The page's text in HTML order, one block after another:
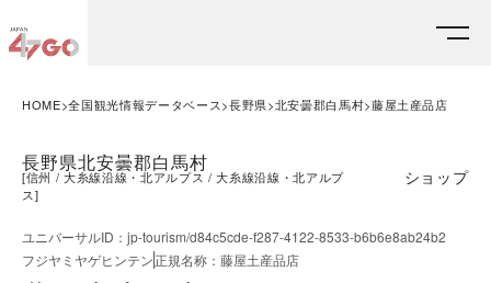
HOME 全国観光情報データベース 長野県 北安曇郡白馬村 藤屋土産品店
長野県北安曇郡白馬村
[信州 大糸線沿線・北アルプス
大糸線沿線・北アルプ
ス]
ショップ
ユニバーサルID ： jp-tourism/d84c5cde-f287-4122-8533-b6b6e8ab24b2
フジヤミヤゲヒンテン正規名称 ： 藤屋土産品店